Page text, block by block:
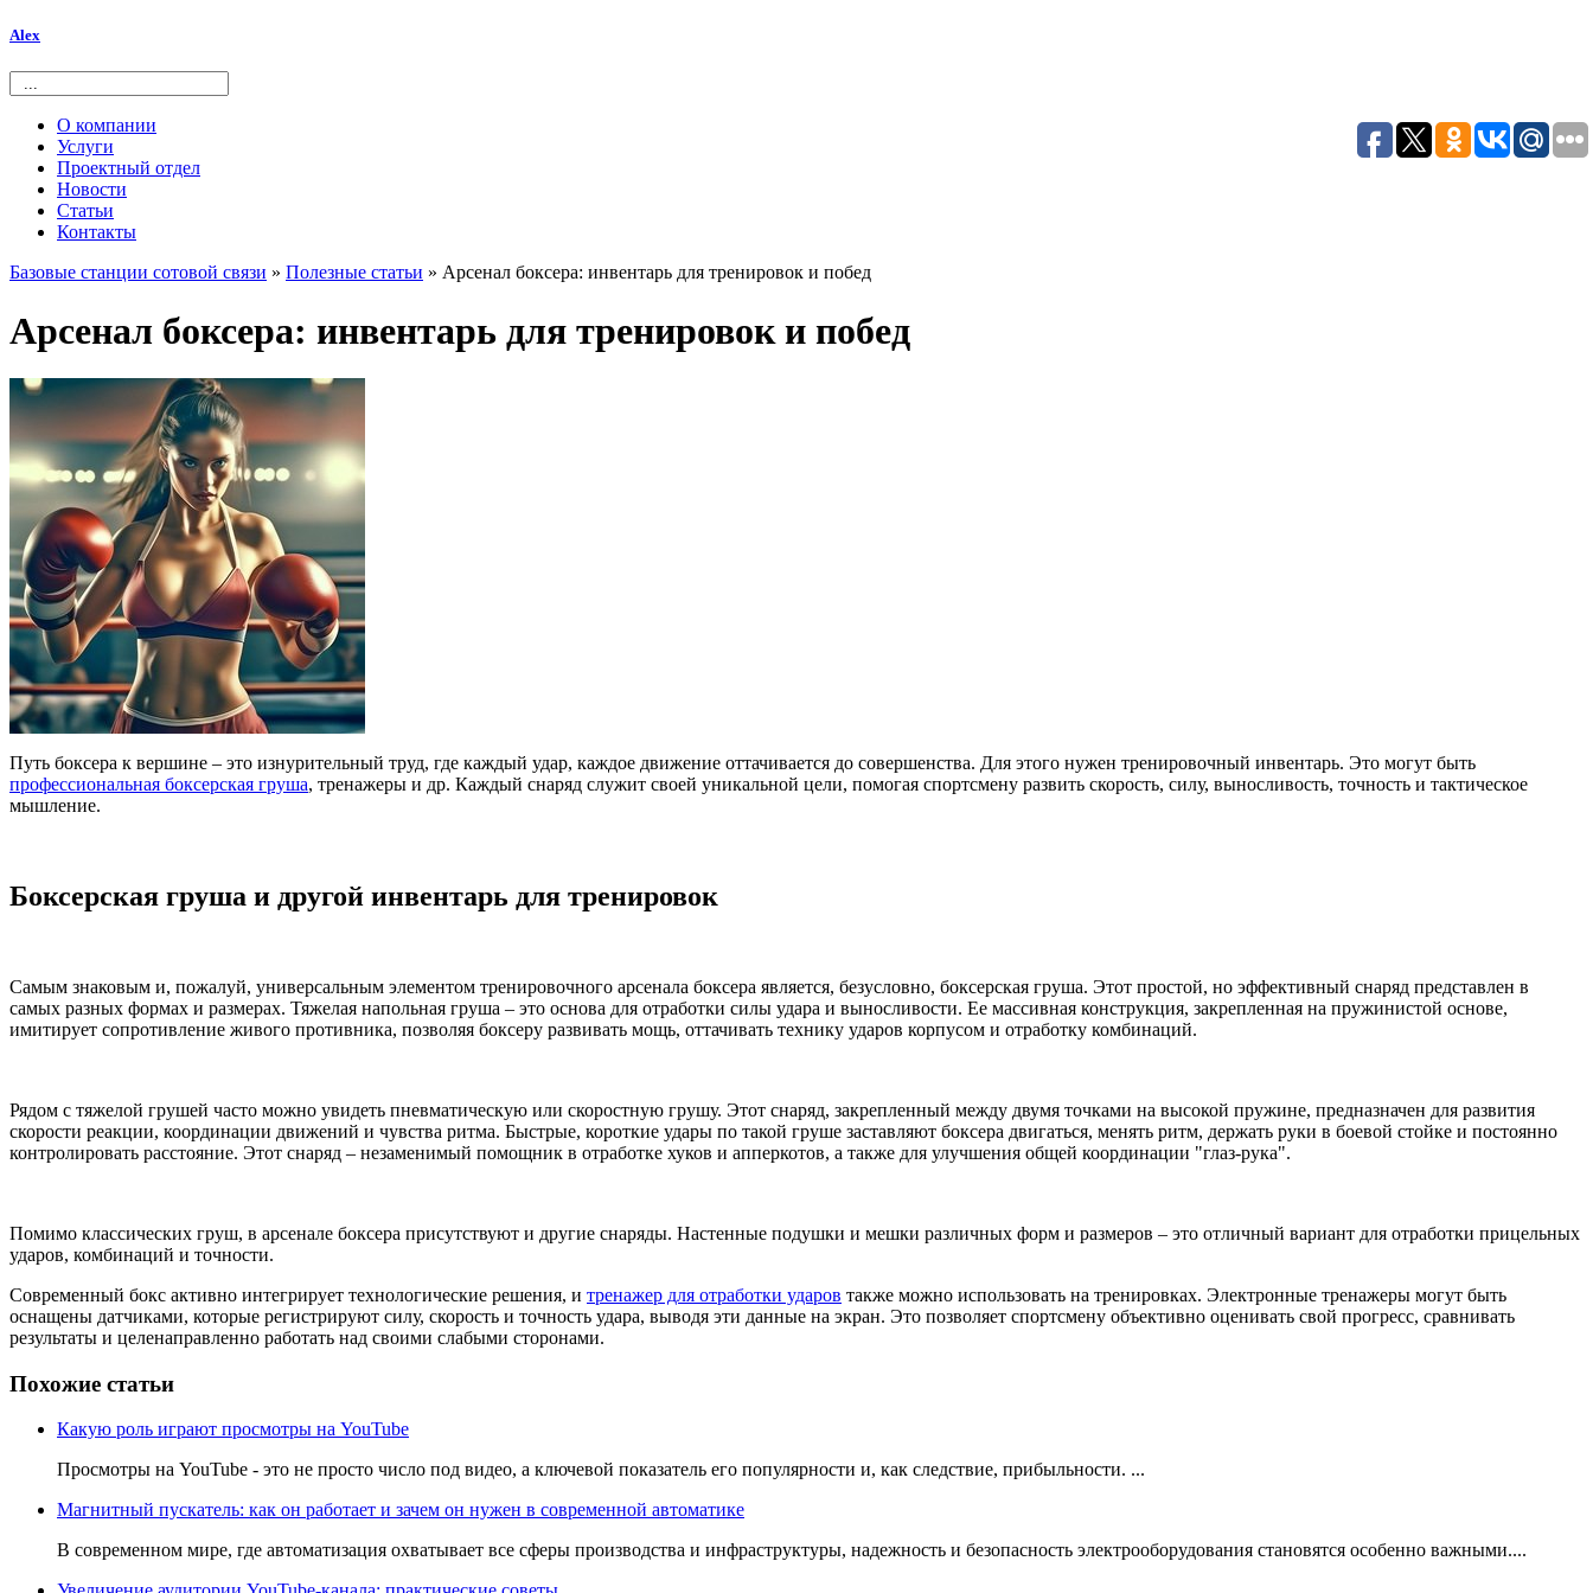
Alex
О компании
Услуги
Проектный отдел
Новости
Статьи
Контакты
Базовые станции сотовой связи » Полезные статьи » Арсенал боксера: инвентарь для тренировок и побед
Арсенал боксера: инвентарь для тренировок и побед
Путь боксера к вершине – это изнурительный труд, где каждый удар, каждое движение оттачивается до совершенства. Для этого нужен тренировочный инвентарь. Это могут быть
профессиональная боксерская груша, тренажеры и др. Каждый снаряд служит своей уникальной цели, помогая спортсмену развить скорость, силу, выносливость, точность и тактическое
мышление.
Боксерская груша и другой инвентарь для тренировок
Самым знаковым и, пожалуй, универсальным элементом тренировочного арсенала боксера является, безусловно, боксерская груша. Этот простой, но эффективный снаряд представлен в
самых разных формах и размерах. Тяжелая напольная груша – это основа для отработки силы удара и выносливости. Ее массивная конструкция, закрепленная на пружинистой основе,
имитирует сопротивление живого противника, позволяя боксеру развивать мощь, оттачивать технику ударов корпусом и отработку комбинаций.
Рядом с тяжелой грушей часто можно увидеть пневматическую или скоростную грушу. Этот снаряд, закрепленный между двумя точками на высокой пружине, предназначен для развития
скорости реакции, координации движений и чувства ритма. Быстрые, короткие удары по такой груше заставляют боксера двигаться, менять ритм, держать руки в боевой стойке и постоянно
контролировать расстояние. Этот снаряд – незаменимый помощник в отработке хуков и апперкотов, а также для улучшения общей координации "глаз-рука".
Помимо классических груш, в арсенале боксера присутствуют и другие снаряды. Настенные подушки и мешки различных форм и размеров – это отличный вариант для отработки прицельных
ударов, комбинаций и точности.
Современный бокс активно интегрирует технологические решения, и тренажер для отработки ударов также можно использовать на тренировках. Электронные тренажеры могут быть
оснащены датчиками, которые регистрируют силу, скорость и точность удара, выводя эти данные на экран. Это позволяет спортсмену объективно оценивать свой прогресс, сравнивать
результаты и целенаправленно работать над своими слабыми сторонами.
Похожие статьи
Какую роль играют просмотры на YouTube
Просмотры на YouTube - это не просто число под видео, а ключевой показатель его популярности и, как следствие, прибыльности. ...
Магнитный пускатель: как он работает и зачем он нужен в современной автоматике
В современном мире, где автоматизация охватывает все сферы производства и инфраструктуры, надежность и безопасность электрооборудования становятся особенно важными....